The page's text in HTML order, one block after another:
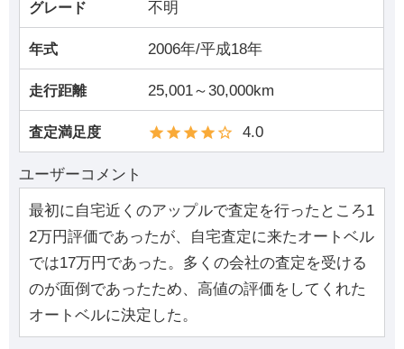
グレード 不明
年式 2006年/平成18年
走行距離 25,001～30,000km
査定満足度 4.0
ユーザーコメント
最初に自宅近くのアップルで査定を行ったところ1
2万円評価であったが、自宅査定に来たオートベル
では17万円であった。多くの会社の査定を受ける
のが面倒であったため、高値の評価をしてくれた
オートベルに決定した。